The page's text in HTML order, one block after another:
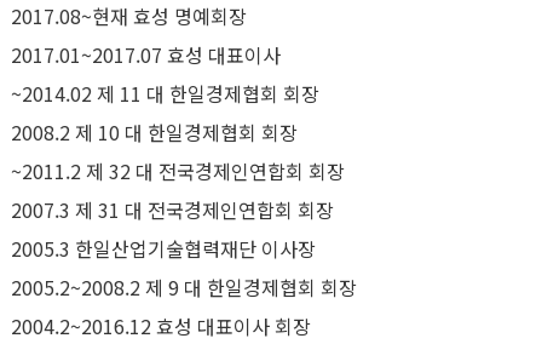
2017.08~현재 효성 명예회장
2017.01~2017.07 효성 대표이사
~2014.02 제 11 대 한일경제협회 회장
2008.2 제 10 대 한일경제협회 회장
~2011.2 제 32 대 전국경제인연합회 회장
2007.3 제 31 대 전국경제인연합회 회장
2005.3 한일산업기술협력재단 이사장
2005.2~2008.2 제 9 대 한일경제협회 회장
2004.2~2016.12 효성 대표이사 회장